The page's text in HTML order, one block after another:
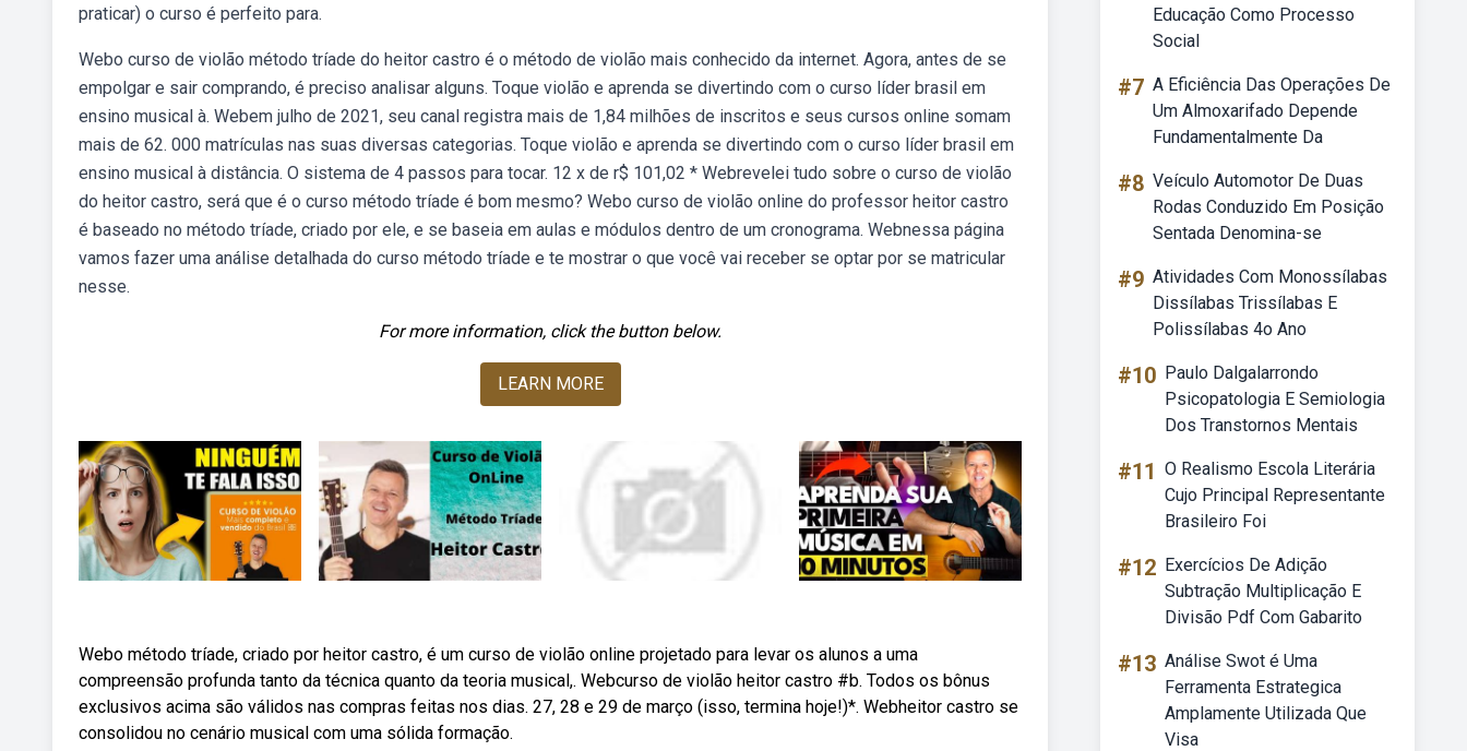
praticar) o curso é perfeito para.
Webo curso de violão método tríade do heitor castro é o método de violão mais conhecido da internet. Agora, antes de se
empolgar e sair comprando, é preciso analisar alguns. Toque violão e aprenda se divertindo com o curso líder brasil em
ensino musical à. Webem julho de 2021, seu canal registra mais de 1,84 milhões de inscritos e seus cursos online somam
mais de 62. 000 matrículas nas suas diversas categorias. Toque violão e aprenda se divertindo com o curso líder brasil em
ensino musical à distância. O sistema de 4 passos para tocar. 12 x de r$ 101,02 * Webrevelei tudo sobre o curso de violão
do heitor castro, será que é o curso método tríade é bom mesmo? Webo curso de violão online do professor heitor castro
é baseado no método tríade, criado por ele, e se baseia em aulas e módulos dentro de um cronograma. Webnessa página
vamos fazer uma análise detalhada do curso método tríade e te mostrar o que você vai receber se optar por se matricular
nesse.
For more information, click the button below.
LEARN MORE
Webo método tríade, criado por heitor castro, é um curso de violão online projetado para levar os alunos a uma
compreensão profunda tanto da técnica quanto da teoria musical,. Webcurso de violão heitor castro #b. Todos os bônus
exclusivos acima são válidos nas compras feitas nos dias. 27, 28 e 29 de março (isso, termina hoje!)*. Webheitor castro se
consolidou no cenário musical com uma sólida formação.
Educação Como Processo
Social
#7 A Eficiência Das Operações De
Um Almoxarifado Depende
Fundamentalmente Da
#8 Veículo Automotor De Duas
Rodas Conduzido Em Posição
Sentada Denomina-se
#9 Atividades Com Monossílabas
Dissílabas Trissílabas E
Polissílabas 4o Ano
#10 Paulo Dalgalarrondo
Psicopatologia E Semiologia
Dos Transtornos Mentais
#11 O Realismo Escola Literária
Cujo Principal Representante
Brasileiro Foi
#12 Exercícios De Adição
Subtração Multiplicação E
Divisão Pdf Com Gabarito
#13 Análise Swot é Uma
Ferramenta Estrategica
Amplamente Utilizada Que
Visa